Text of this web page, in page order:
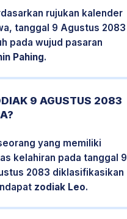
rujukan kalender
tanggal 9 Agustus 2083
pada wujud pasaran
Pahing.
9 AGUSTUS 2083
yang memiliki
kelahiran pada tanggal 9
2083 diklasifikasikan
zodiak Leo.